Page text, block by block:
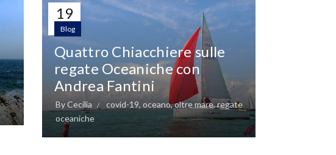
19
APR
Blog
Quattro Chiacchiere sulle
regate Oceaniche con
Andrea Fantini
ByCecilia covid-19, oceano,oltre mare,regate
oceaniche